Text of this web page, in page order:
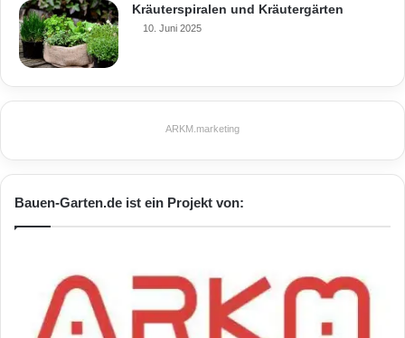
Kräuterspiralen und Kräutergärten
10. Juni 2025
ARKM.marketing
Bauen-Garten.de ist ein Projekt von: